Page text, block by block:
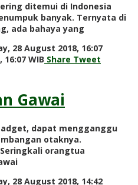
ditemui di Indonesia
banyak. Ternyata di
ada bahaya yang
28 August 2018, 16:07
WIB by
Share Tweet
Gawai
dapat mengganggu
otaknya.
orangtua
28 August 2018, 14:42